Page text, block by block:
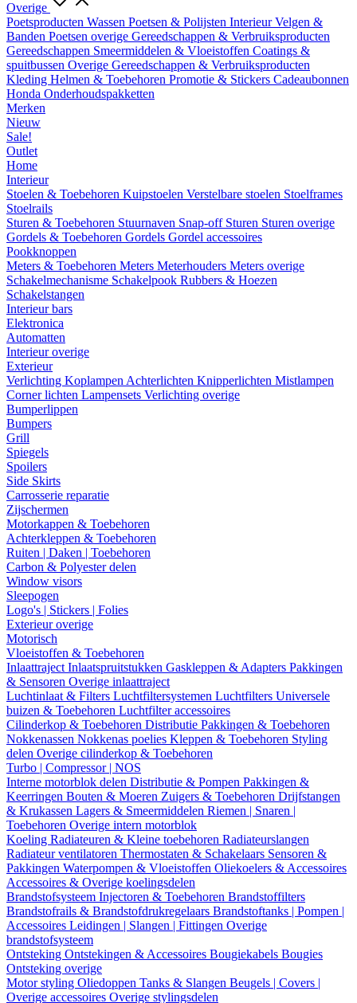
Overige
Poetsproducten Wassen Poetsen & Polijsten InterieurVelgen &
Banden Poetsen overige Gereedschappen & Verbruiksproducten
Gereedschappen Smeermiddelen & Vloeistoffen Coatings &
spuitbussen Overige Gereedschappen & Verbruiksproducten
Kleding Helmen & Toebehoren Promotie & Stickers Cadeaubonnen
Honda Onderhoudspakketten
Merken
Nieuw
Sale!
Outlet
Home
Interieur
Stoelen & Toebehoren Kuipstoelen Verstelbare stoelen Stoelframes
Stoelrails
Sturen & Toebehoren Stuurnaven Snap-off Sturen Sturen overige
Gordels & Toebehoren Gordels Gordel accessoires
Pookknoppen
Meters & Toebehoren Meters Meterhouders Meters overige
Schakelmechanisme Schakelpook Rubbers & Hoezen
Schakelstangen
Interieur bars
Elektronica
Automatten
Interieur overige
Exterieur
Verlichting Koplampen Achterlichten Knipperlichten Mistlampen
Corner lichten Lampensets Verlichting overige
Bumperlippen
Bumpers
Grill
Spiegels
Spoilers
Side Skirts
Carrosserie reparatie
Zijschermen
Motorkappen & Toebehoren
Achterkleppen & Toebehoren
Ruiten | Daken | Toebehoren
Carbon & Polyester delen
Window visors
Sleepogen
Logo's | Stickers | Folies
Exterieur overige
Motorisch
Vloeistoffen & Toebehoren
Inlaattraject Inlaatspruitstukken Gaskleppen & Adapters Pakkingen
& Sensoren Overige inlaattraject
Luchtinlaat & Filters Luchtfiltersystemen Luchtfilters Universele
buizen & Toebehoren Luchtfilter accessoires
Cilinderkop & Toebehoren Distributie Pakkingen & Toebehoren
Nokkenassen Nokkenas poelies Kleppen & Toebehoren Styling
delen Overige cilinderkop & Toebehoren
Turbo | Compressor | NOS
Interne motorblok delen Distributie & Pompen Pakkingen &
Keerringen Bouten & Moeren Zuigers & Toebehoren Drijfstangen
& Krukassen Lagers & Smeermiddelen Riemen | Snaren |
Toebehoren Overige intern motorblok
Koeling Radiateuren & Kleine toebehoren Radiateurslangen
Radiateur ventilatoren Thermostaten & Schakelaars Sensoren &
Pakkingen Waterpompen & Vloeistoffen Oliekoelers & Accessoires
Accessoires & Overige koelingsdelen
Brandstofsysteem Injectoren & Toebehoren Brandstoffilters
Brandstofrails & Brandstofdrukregelaars Brandstoftanks | Pompen |
Accessoires Leidingen | Slangen | Fittingen Overige
brandstofsysteem
Ontsteking Ontstekingen & Accessoires Bougiekabels Bougies
Ontsteking overige
Motor styling Oliedoppen Tanks & Slangen Beugels | Covers |
Overige accessoires Overige stylingsdelen